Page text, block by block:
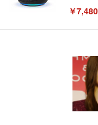
￥7,480
い 跳
キング
ン樹脂
(黒網+
￥5,699
EIZO
イト
￥
回使い
￥3,373